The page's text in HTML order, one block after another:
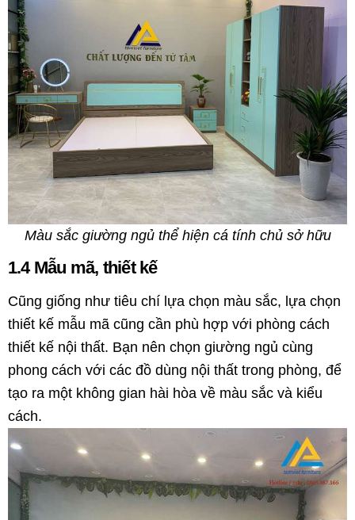
Màu sắc giường ngủ thể hiện cá tính chủ sở hữu
1.4 Mẫu mã, thiết kế
Cũng giống như tiêu chí lựa chọn màu sắc, lựa chọn
thiết kế mẫu mã cũng cần phù hợp với phòng cách
thiết kế nội thất. Bạn nên chọn giường ngủ cùng
phong cách với các đồ dùng nội thất trong phòng, để
tạo ra một không gian hài hòa về màu sắc và kiểu
cách.